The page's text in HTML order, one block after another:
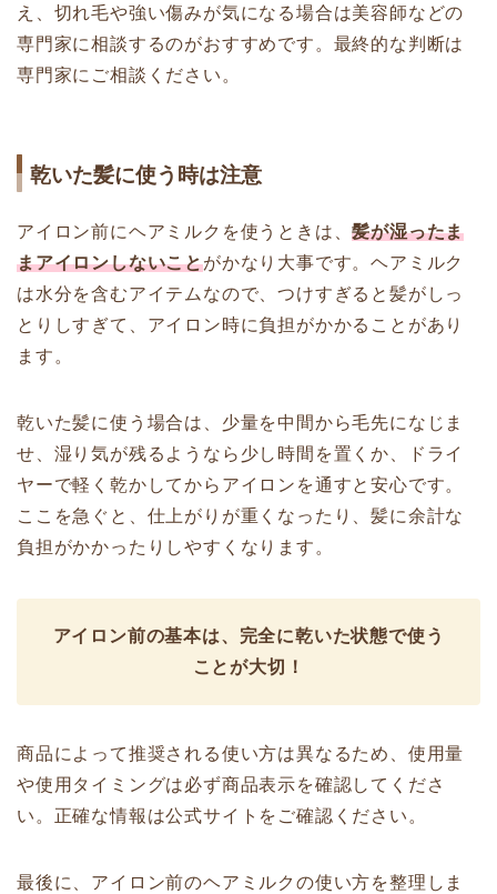
え、切れ毛や強い傷みが気になる場合は美容師などの
専門家に相談するのがおすすめです。最終的な判断は
専門家にご相談ください。
乾いた髪に使う時は注意
アイロン前にヘアミルクを使うときは、髪が湿ったま
まアイロンしないことがかなり大事です。ヘアミルク
は水分を含むアイテムなので、つけすぎると髪がしっ
とりしすぎて、アイロン時に負担がかかることがあり
ます。
乾いた髪に使う場合は、少量を中間から毛先になじま
せ、湿り気が残るようなら少し時間を置くか、ドライ
ヤーで軽く乾かしてからアイロンを通すと安心です。
ここを急ぐと、仕上がりが重くなったり、髪に余計な
負担がかかったりしやすくなります。
アイロン前の基本は、完全に乾いた状態で使う
ことが大切！
商品によって推奨される使い方は異なるため、使用量
や使用タイミングは必ず商品表示を確認してくださ
い。正確な情報は公式サイトをご確認ください。
最後に、アイロン前のヘアミルクの使い方を整理しま